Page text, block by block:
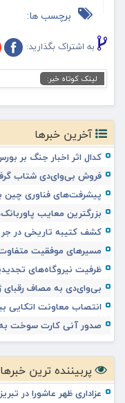
برچسب ها:
به اشتراک بگذارید:
لینک کوتاه خبر:
آخرین خبرها
کدال اثر اخبار جنگ بر
فروش بی‌وای‌دی شتاب
پیشرفت‌های فناوری چین
بزرگترین معایب
کشف کتیبه تاریخی در
مسیرهای موفقیت
ظرفیت نیروگاه‌های
بی‌وای‌دی به مصاف رقبای
انتصاب معاونت اتکایی
صدور آنی کارت سوخت
پربیننده ترین خبرها
عزاداری ظهر عاشورا در تبریز